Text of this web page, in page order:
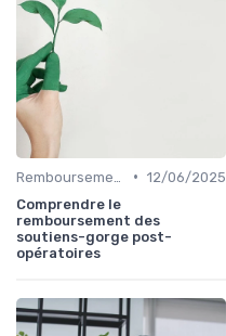
• 12/06/2025
Comprendre le
remboursement des
soutiens-gorge post-
opératoires